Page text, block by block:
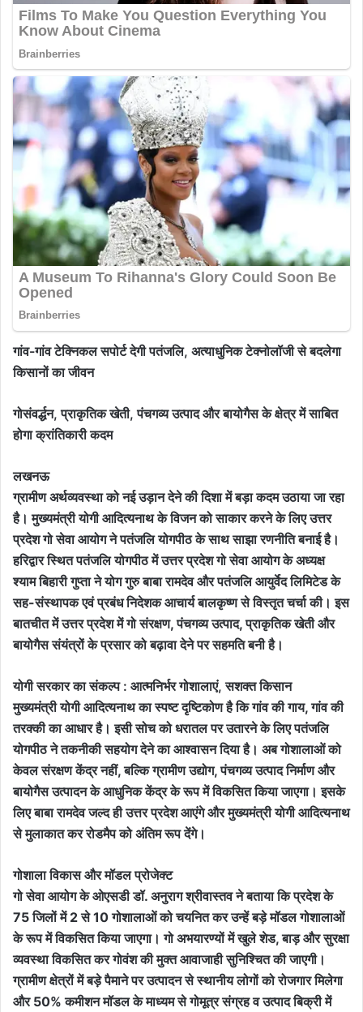
गांव-गांव टेक्निकल सपोर्ट देगी पतंजलि, अत्याधुनिक टेक्नोलॉजी से बदलेगा
किसानों का जीवन
गोसंवर्द्धन, प्राकृतिक खेती, पंचगव्य उत्पाद और बायोगैस के क्षेत्र में साबित
होगा क्रांतिकारी कदम
लखनऊ
ग्रामीण अर्थव्यवस्था को नई उड़ान देने की दिशा में बड़ा कदम उठाया जा रहा
है। मुख्यमंत्री योगी आदित्यनाथ के विजन को साकार करने के लिए उत्तर
प्रदेश गो सेवा आयोग ने पतंजलि योगपीठ के साथ साझा रणनीति बनाई है।
हरिद्वार स्थित पतंजलि योगपीठ में उत्तर प्रदेश गो सेवा आयोग के अध्यक्ष
श्याम बिहारी गुप्ता ने योग गुरु बाबा रामदेव और पतंजलि आयुर्वेद लिमिटेड के
सह-संस्थापक एवं प्रबंध निदेशक आचार्य बालकृष्ण से विस्तृत चर्चा की। इस
बातचीत में उत्तर प्रदेश में गो संरक्षण, पंचगव्य उत्पाद, प्राकृतिक खेती और
बायोगैस संयंत्रों के प्रसार को बढ़ावा देने पर सहमति बनी है।
योगी सरकार का संकल्प : आत्मनिर्भर गोशालाएं, सशक्त किसान
मुख्यमंत्री योगी आदित्यनाथ का स्पष्ट दृष्टिकोण है कि गांव की गाय, गांव की
तरक्की का आधार है। इसी सोच को धरातल पर उतारने के लिए पतंजलि
योगपीठ ने तकनीकी सहयोग देने का आश्वासन दिया है। अब गोशालाओं को
केवल संरक्षण केंद्र नहीं, बल्कि ग्रामीण उद्योग, पंचगव्य उत्पाद निर्माण और
बायोगैस उत्पादन के आधुनिक केंद्र के रूप में विकसित किया जाएगा। इसके
लिए बाबा रामदेव जल्द ही उत्तर प्रदेश आएंगे और मुख्यमंत्री योगी आदित्यनाथ
से मुलाकात कर रोडमैप को अंतिम रूप देंगे।
गोशाला विकास और मॉडल प्रोजेक्ट
गो सेवा आयोग के ओएसडी डॉ. अनुराग श्रीवास्तव ने बताया कि प्रदेश के
75 जिलों में 2 से 10 गोशालाओं को चयनित कर उन्हें बड़े मॉडल गोशालाओं
के रूप में विकसित किया जाएगा। गो अभयारण्यों में खुले शेड, बाड़ और सुरक्षा
व्यवस्था विकसित कर गोवंश की मुक्त आवाजाही सुनिश्चित की जाएगी।
ग्रामीण क्षेत्रों में बड़े पैमाने पर उत्पादन से स्थानीय लोगों को रोजगार मिलेगा
और 50% कमीशन मॉडल के माध्यम से गोमूत्र संग्रह व उत्पाद बिक्री में